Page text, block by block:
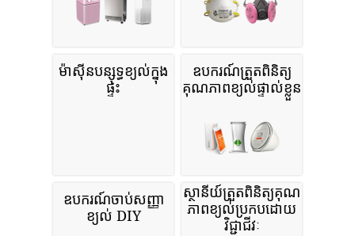
ម៉ាស៊ីនបន្សុទ្ធខ្យល់ក្នុង
ផ្ទះ
ឧបករណ៍ត្រួតពិនិត្យ
គុណភាពខ្យល់ផ្ទាល់ខ្លួន
ឧបករណ៍ចាប់សញ្ញា
ខ្យល់ DIY
ស្ថានីយ៍ត្រួតពិនិត្យគុណ
ភាពខ្យល់ប្រកបដោយ
វិជ្ជាជីវៈ